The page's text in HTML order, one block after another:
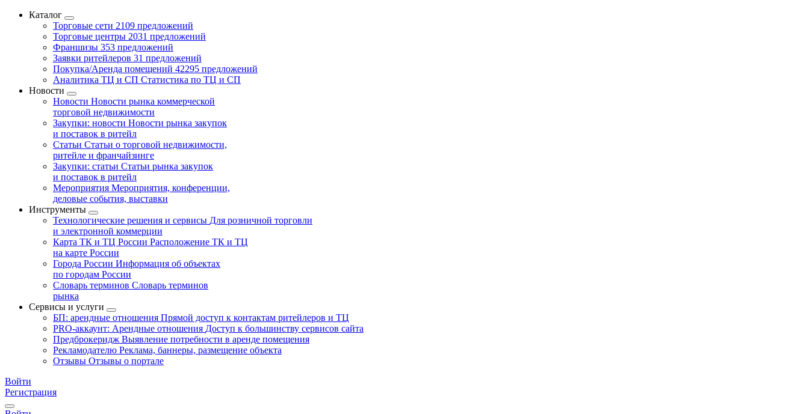
Каталог
Торговые сети 2109 предложений
Торговые центры 2031 предложений
Франшизы 353 предложений
Заявки ритейлеров 31 предложений
Покупка/Аренда помещений 42295 предложений
Аналитика ТЦ и СП Статистика по ТЦ и СП
Новости
Новости Новости рынка коммерческой
торговой недвижимости
Закупки: новости Новости рынка закупок
и поставок в ритейл
Статьи Статьи о торговой недвижимости,
ритейле и франчайзинге
Закупки: статьи Статьи рынка закупок
и поставок в ритейл
Мероприятия Мероприятия, конференции,
деловые события, выставки
Инструменты
Технологические решения и сервисы Для розничной торговли
и электронной коммерции
Карта ТК и ТЦ России Расположение ТК и ТЦ
на карте России
Города России Информация об объектах
по городам России
Словарь терминов Словарь терминов
рынка
Сервисы и услуги
БП: арендные отношения Прямой доступ к контактам ритейлеров и ТЦ
PRO-аккаунт: Арендные отношения Доступ к большинству сервисов сайта
Предброкеридж Выявление потребности в аренде помещения
Рекламодателю Реклама, баннеры, размещение объекта
Отзывы Отзывы о портале
Войти
Регистрация